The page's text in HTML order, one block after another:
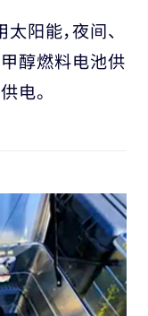
阳能，夜间、
甲醇燃料电池供
电。